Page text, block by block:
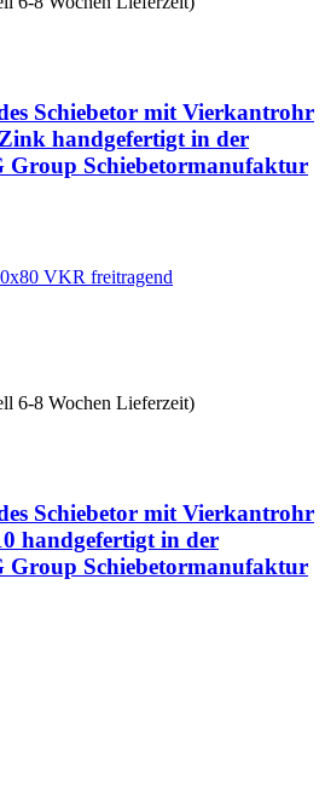
Schiebetor mit Vierkantrohr
handgefertigt in der
Group Schiebetormanufaktur
6-8 Wochen Lieferzeit)
Schiebetor mit Vierkantrohr
handgefertigt in der
Group Schiebetormanufaktur